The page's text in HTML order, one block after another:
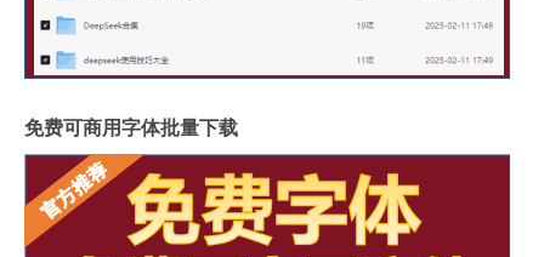
免费可商用字体批量下载